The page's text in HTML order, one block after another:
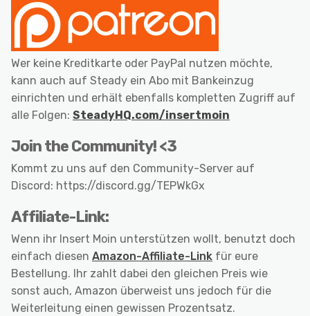
Wer keine Kreditkarte oder PayPal nutzen möchte,
kann auch auf Steady ein Abo mit Bankeinzug
einrichten und erhält ebenfalls kompletten Zugriff auf
alle Folgen: SteadyHQ.com/insertmoin
Join the Community! <3
Kommt zu uns auf den Community-Server auf
Discord: https://discord.gg/TEPWkGx
Affiliate-Link:
Wenn ihr Insert Moin unterstützen wollt, benutzt doch
einfach diesen Amazon-Affiliate-Link für eure
Bestellung. Ihr zahlt dabei den gleichen Preis wie
sonst auch, Amazon überweist uns jedoch für die
Weiterleitung einen gewissen Prozentsatz.